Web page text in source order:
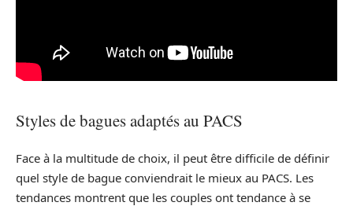
Styles de bagues adaptés au PACS
Face à la multitude de choix, il peut être difficile de définir
quel style de bague conviendrait le mieux au PACS. Les
tendances montrent que les couples ont tendance à se